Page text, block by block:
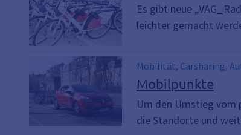
Es gibt neue
leichter gemacht
Mobilität, Carsharing,
Mobilpunkte
Um den Umstieg
die Standorte und